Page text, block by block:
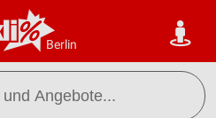
Berlin